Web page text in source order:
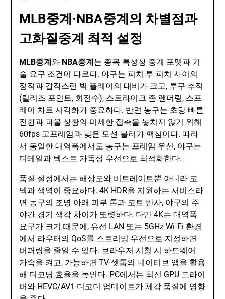
MLB중계·NBA중계의 차별점과
고화질중계 최적 설정
MLB중계와 NBA중계는 종목 특성상 중계 포맷과 기
술 요구 조건이 다르다. 야구는 피치 투 피치 사이의
정적과 갑작스런 빅 플레이의 대비가 크고, 투구 추적
(릴리즈 포인트, 회전수), 스트라이크 존 렌더링, 스프
레이 차트 시각화가 중요하다. 반면 농구는 초당 빠른
전환과 파울 상황의 미세한 접촉을 놓치지 않기 위해
60fps 고프레임과 낮은 모션 블러가 핵심이다. 따라
서 동일한 대역폭에서도 농구는 프레임 우선, 야구는
디테일과 텍스트 가독성 우선으로 최적화한다.
품질 설정에서는 해상도와 비트레이트뿐 아니라 코
덱과 색역이 중요하다. 4K HDR을 지원하는 서비스라
면 농구의 조명 아래 피부 톤과 코트 반사, 야구의 주
야간 경기 색감 차이가 또렷하다. 다만 4K는 대역폭
요구가 크기 때문에, 유선 LAN 또는 5GHz Wi‑Fi 환경
에서 라우터의 QoS를 스트리밍 우선으로 지정하면
버퍼링을 줄일 수 있다. 브라우저 시청 시 하드웨어
가속을 켜고, 가능하면 TV·셋톱의 네이티브 앱을 활용
해 디코딩 효율을 높인다. PC에서는 최신 GPU 드라이
버와 HEVC/AV1 디코더 업데이트가 체감 품질에 영향